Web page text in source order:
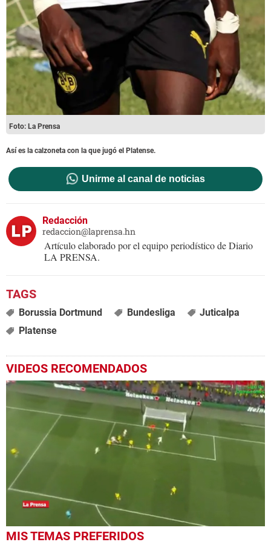
Foto: La Prensa
Así es la calzoneta con la que jugó el Platense.
Unirme al canal de noticias
Redacción
redaccion@laprensa.hn
Artículo elaborado por el equipo periodístico de Diario
LA PRENSA.
Borussia Dortmund Bundesliga
Juticalpa
Platense
VIDEOS RECOMENDADOS
0
MIS TEMAS PREFERIDOS